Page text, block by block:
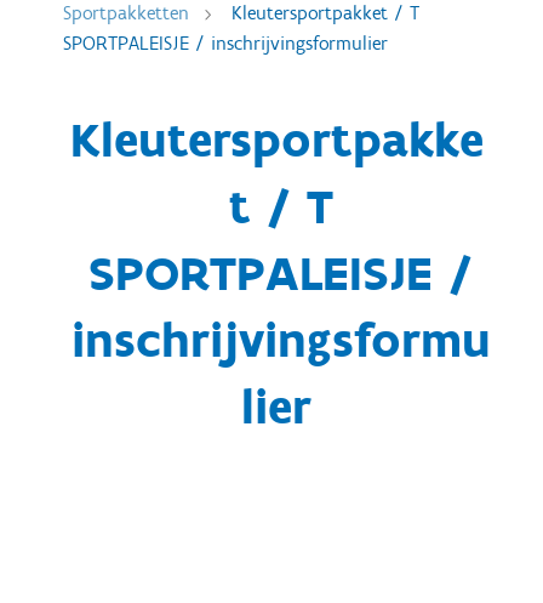
Sportpakketten
Kleutersportpakket / T
SPORTPALEISJE / inschrijvingsformulier
Kleutersportpakke
t / T
SPORTPALEISJE /
inschrijvingsformu
lier